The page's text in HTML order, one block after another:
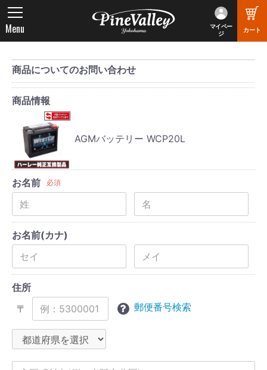
マイペー
ジ
カート
Menu
商品についてのお問い合わせ
商品情報
AGMバッテリー WCP20L
お名前 必須
お名前(カナ)
住所
〒
郵便番号検索